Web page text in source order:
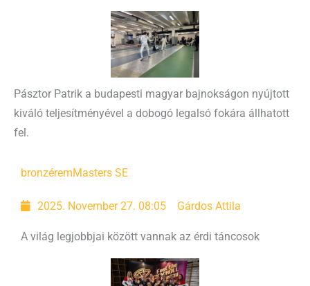
Pásztor Patrik a budapesti magyar bajnokságon nyújtott
kiváló teljesítményével a dobogó legalsó fokára állhatott
fel.
bronzéremMasters SE
2025. November 27. 08:05 Gárdos Attila
A világ legjobbjai között vannak az érdi táncosok